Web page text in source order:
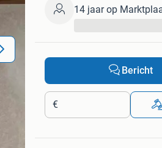
14 jaar op
Bericht
€